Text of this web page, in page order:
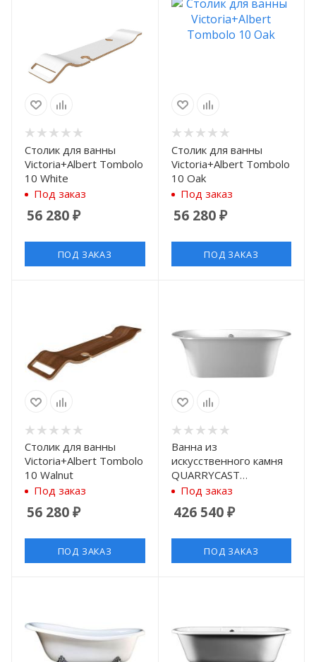
Столик для ванны
Victoria+Albert Tombolo
10 White
Под заказ
56 280₽
ПОД ЗАКАЗ
Столик для ванны
Victoria+Albert Tombolo
10 Oak
Под заказ
56 280₽
ПОД ЗАКАЗ
Столик для ванны
Victoria+Albert Tombolo
10 Walnut
Под заказ
56 280₽
ПОД ЗАКАЗ
Ванна из
искусственного камня
QUARRYCAST
Victoria+Albert Monaco
MON-N-SW-OF 174x80
см
Под заказ
426 540₽
ПОД ЗАКАЗ